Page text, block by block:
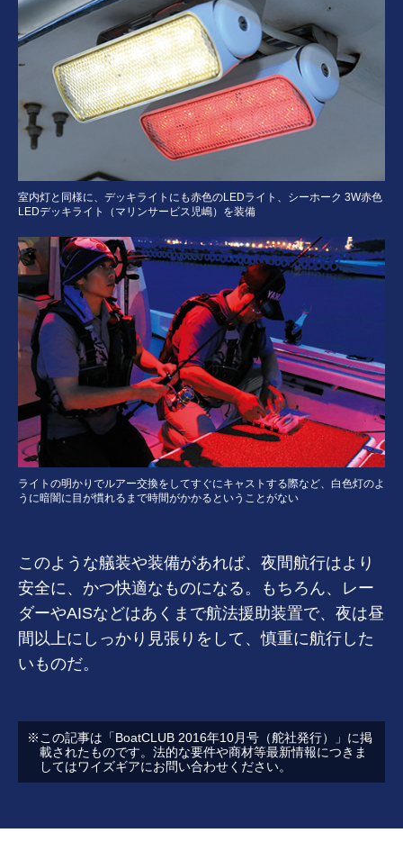
室内灯と同様に、デッキライトにも赤色のLEDライト、シーホーク 3W赤色
LEDデッキライト（マリンサービス児嶋）を装備
ライトの明かりでルアー交換をしてすぐにキャストする際など、白色灯のよ
うに暗闇に目が慣れるまで時間がかかるということがない
このような艤装や装備があれば、夜間航行はより
安全に、かつ快適なものになる。もちろん、レー
ダーやAISなどはあくまで航法援助装置で、夜は昼
間以上にしっかり見張りをして、慎重に航行した
いものだ。
この記事は「BoatCLUB 2016年10月号（舵社発行）」に掲
載されたものです。法的な要件や商材等最新情報につきま
してはワイズギアにお問い合わせください。